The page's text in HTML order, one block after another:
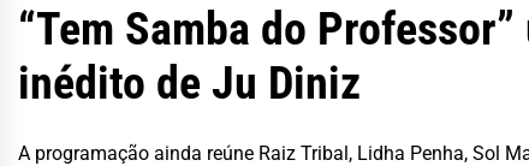
“Tem Samba do
inédito de Ju Diniz
A programação ainda reúne Raiz Tribal, Lidha Penha, Sol